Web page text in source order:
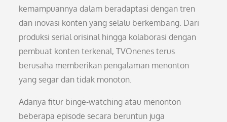
kemampuannya dalam beradaptasi dengan tren
dan inovasi konten yang selalu berkembang. Dari
produksi serial orisinal hingga kolaborasi dengan
pembuat konten terkenal, TVOnenes terus
berusaha memberikan pengalaman menonton
yang segar dan tidak monoton.
Adanya fitur binge-watching atau menonton
beberapa episode secara beruntun juga